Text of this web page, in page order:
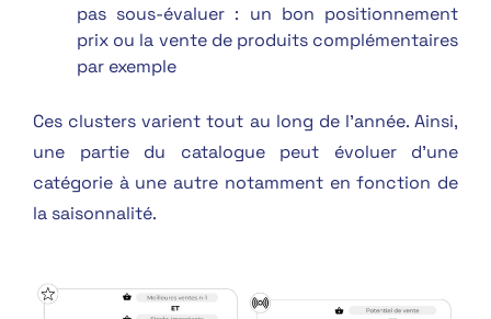
pas sous-évaluer : un bon positionnement
prix ou la vente de produits complémentaires
par exemple
Ces clusters varient tout au long de l’année. Ainsi,
une partie du catalogue peut évoluer d’une
catégorie à une autre notamment en fonction de
la saisonnalité.